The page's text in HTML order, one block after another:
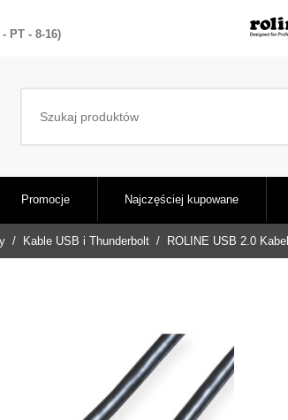
PT - 8-16)
Promocje Najczęściej kupowane
Kable USB i Thunderbolt ROLINE USB 2.0